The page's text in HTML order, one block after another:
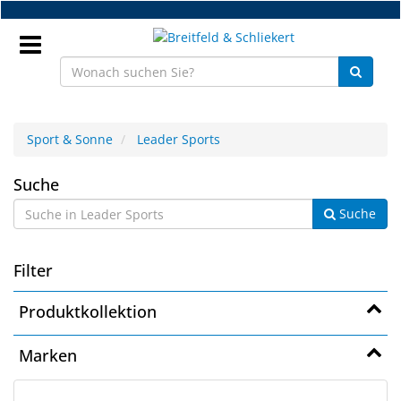
Zum
Hauptinhalt
springen
NEU
Brillenteile
Werkstatt
Handelsware
Sport
Sport & Sonne Leader Sports
Leader
Sports
Suche
Suche
Filter
Produktkollektion
Marken